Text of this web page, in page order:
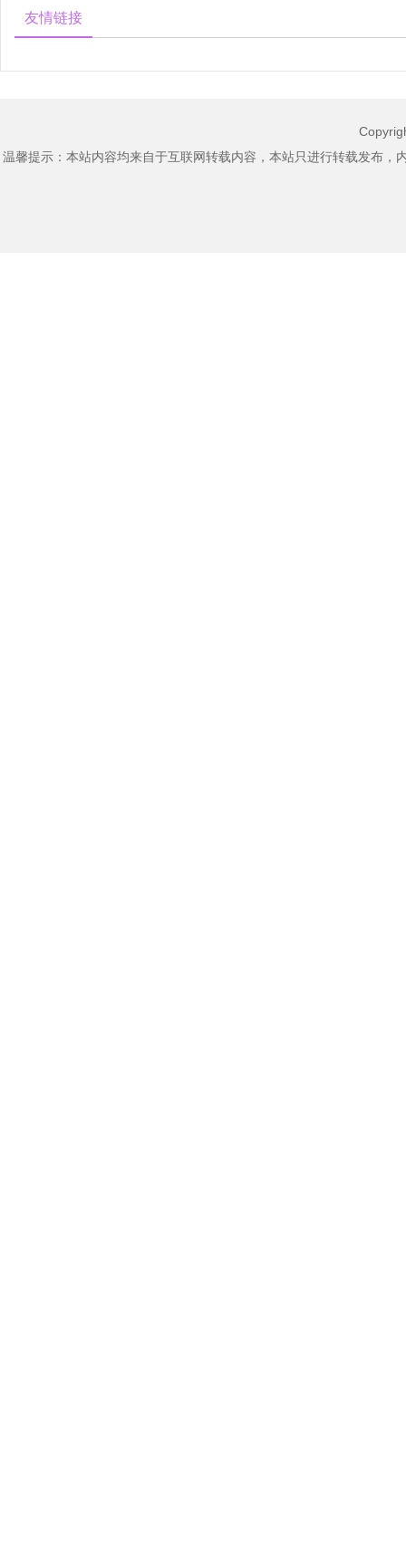
友情链接
温馨提示：本站内容均来自于互联网转载内容，本站只进行转载发布